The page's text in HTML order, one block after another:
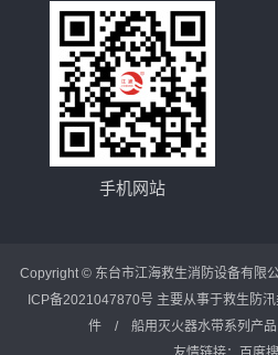
手机网站
Copyright © 东台市江海救生消防设备有限
ICP备2021047870号 主要从事于救生防汛
件 / 船用灭火器水带系列产品